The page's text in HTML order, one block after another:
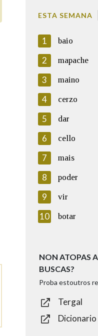
ESTA SEMANA
1 baio
2 mapache
3 maino
4 cerzo
5 dar
6 cello
7 mais
8 poder
9 vir
10 botar
NON ATOPAS
BUSCAS?
Proba estoutros
Tergal